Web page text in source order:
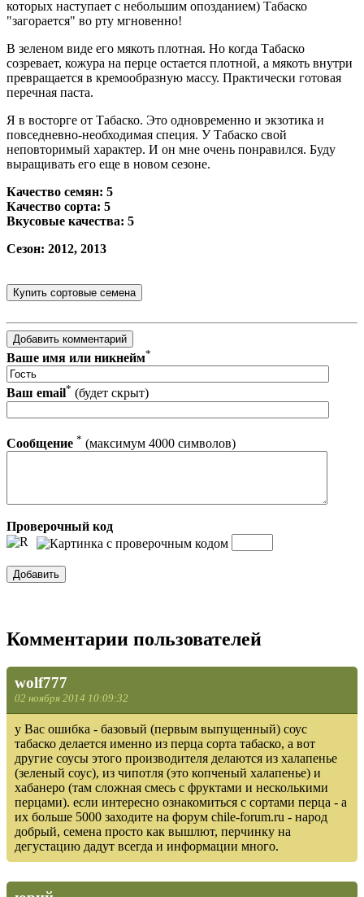
которых наступает с небольшим опозданием) Табаско
"загорается" во рту мгновенно!
В зеленом виде его мякоть плотная. Но когда Табаско
созревает, кожура на перце остается плотной, а мякоть внутри
превращается в кремообразную массу. Практически готовая
перечная паста.
Я в восторге от Табаско. Это одновременно и экзотика и
повседневно-необходимая специя. У Табаско свой
неповторимый характер. И он мне очень понравился. Буду
выращивать его еще в новом сезоне.
Качество семян: 5
Качество сорта: 5
Вкусовые качества: 5
Сезон: 2012, 2013
Ваше имя или никнейм*
Ваш email* (будет скрыт)
Сообщение * (максимум 4000 символов)
Проверочный код
Комментарии пользователей
wolf777
02 ноября 2014 10:09:32
у Вас ошибка - базовый (первым выпущенный) соус
табаско делается именно из перца сорта табаско, а вот
другие соусы этого производителя делаются из халапенье
(зеленый соус), из чипотля (это копченый халапенье) и
хабанеро (там сложная смесь с фруктами и несколькими
перцами). если интересно ознакомиться с сортами перца - а
их больше 5000 заходите на форум chile-forum.ru - народ
добрый, семена просто как вышлют, перчинку на
дегустацию дадут всегда и информации много.